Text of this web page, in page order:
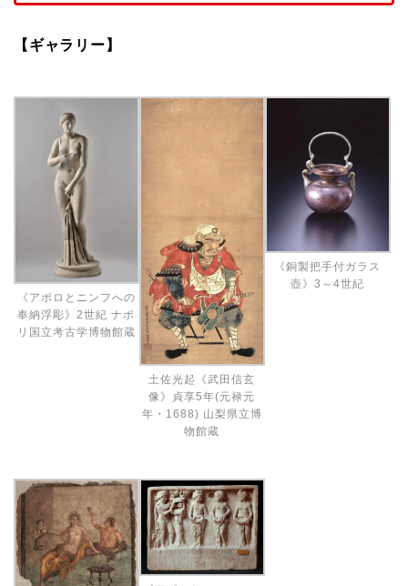
【ギャラリー】
《アポロとニンフへの
奉納浮彫》2世紀 ナポ
リ国立考古学博物館蔵
土佐光起《武田信玄
像》貞享5年(元禄元
年・1688) 山梨県立博
物館蔵
《銅製把手付ガラス
壺》3～4世紀